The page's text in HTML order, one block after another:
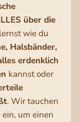
über die
wie du
Halsbänder,
erdenklich
kannst oder
. Wir tauchen
um einen